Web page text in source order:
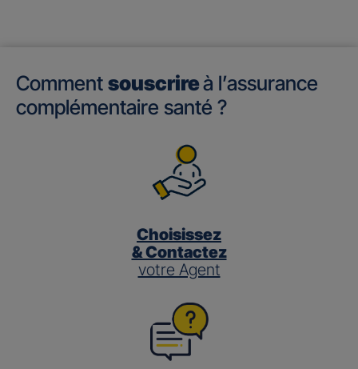
Comment souscrireà l’assurance
complémentaire santé ?
Choisissez
& Contactez
votre Agent